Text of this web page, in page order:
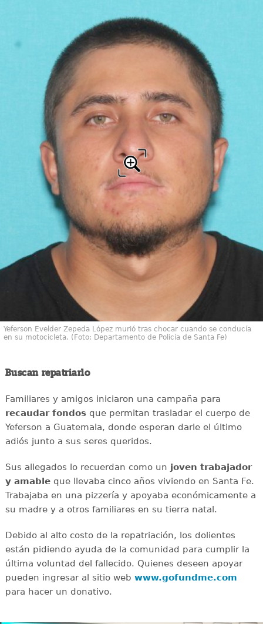
Yeferson Evelder Zepeda López murió tras chocar cuando se conducía
en su motocicleta. (Foto: Departamento de Policía de Santa Fe)
Buscan repatriarlo
Familiares y amigos iniciaron una campaña para
recaudar fondosque permitan trasladar el cuerpo de
Yeferson a Guatemala, donde esperan darle el último
adiós junto a sus seres queridos.
Sus allegados lo recuerdan como un joven trabajador
y amableque llevaba cinco años viviendo en Santa Fe.
Trabajaba en una pizzería y apoyaba económicamente a
su madre y a otros familiares en su tierra natal.
Debido al alto costo de la repatriación, los dolientes
están pidiendo ayuda de la comunidad para cumplir la
última voluntad del fallecido. Quienes deseen apoyar
pueden ingresar al sitio web www.gofundme.com
para hacer un donativo.